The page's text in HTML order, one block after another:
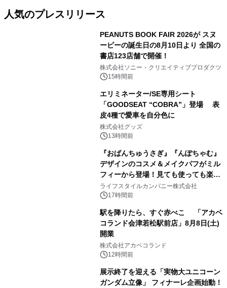
人気のプレスリリース
PEANUTS BOOK FAIR 2026が スヌ
ーピーの誕生日の8月10日より 全国の
書店123店舗で開催！
株式会社ソニー・クリエイティブプロダクツ
15時間前
エリミネーター/SE専用シート
「GOODSEAT “COBRA”」登場 表
皮4種で愛車を自分色に
株式会社グッズ
13時間前
『おぱんちゅうさぎ』『んぽちゃむ』
デザインのコスメ＆メイクパフがミル
フィーから登場！見ても使っても楽し
い、ポップでキュートなコレクショ
ン。
ライフスタイルカンパニー株式会社
17時間前
駅を降りたら、すぐ赤べこ 「アカベ
コランド会津若松駅前店」8月8日(土)
開業
株式会社アカベコランド
12時間前
展示終了を迎える「実物大ユニコーン
ガンダム立像」 フィナーレ企画始動！